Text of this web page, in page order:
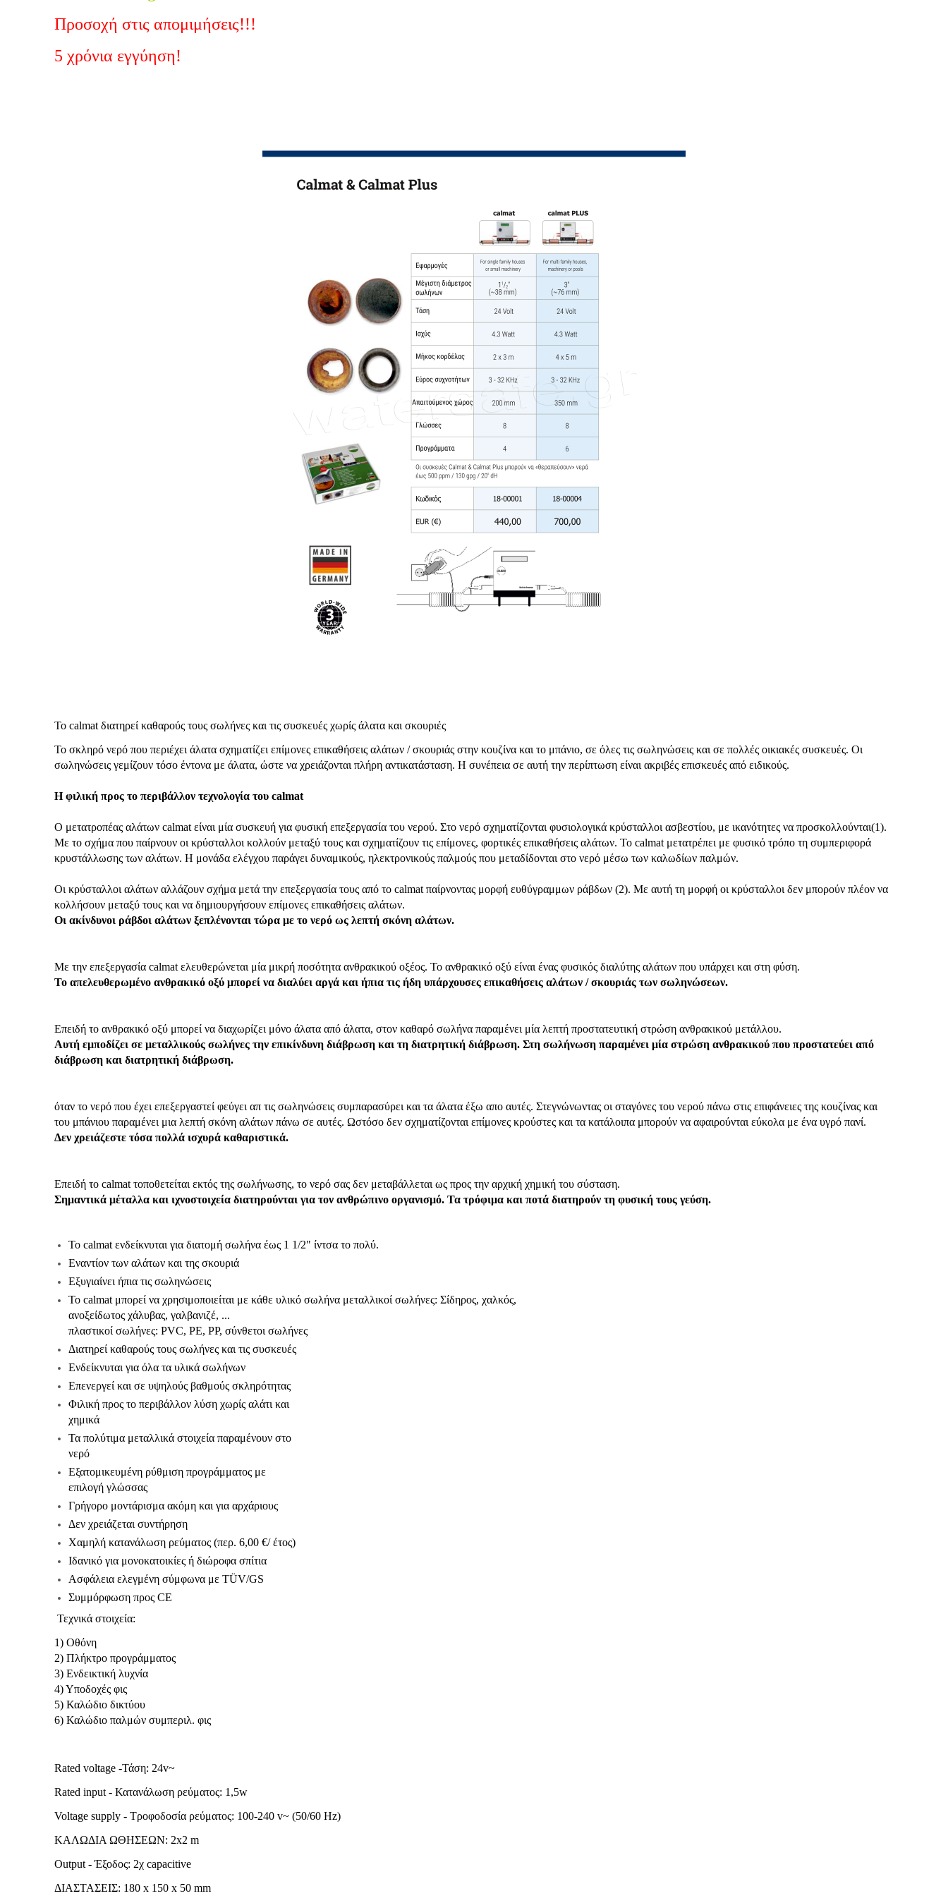
Προσοχή στις απομιμήσεις!!!
5 χρόνια εγγύηση!
Το calmat διατηρεί καθαρούς τους σωλήνες και τις συσκευές χωρίς άλατα και σκουριές
Το σκληρό νερό που περιέχει άλατα σχηματίζει επίμονες επικαθήσεις αλάτων / σκουριάς στην κουζίνα και το μπάνιο, σε όλες τις σωληνώσεις και σε πολλές οικιακές συσκευές. Οι
σωληνώσεις γεμίζουν τόσο έντονα με άλατα, ώστε να χρειάζονται πλήρη αντικατάσταση. Η συνέπεια σε αυτή την περίπτωση είναι ακριβές επισκευές από ειδικούς.
Η φιλική προς το περιβάλλον τεχνολογία του calmat
Ο μετατροπέας αλάτων calmat είναι μία συσκευή για φυσική επεξεργασία του νερού. Στο νερό σχηματίζονται φυσιολογικά κρύσταλλοι ασβεστίου, με ικανότητες να προσκολλούνται(1).
Με το σχήμα που παίρνουν οι κρύσταλλοι κολλούν μεταξύ τους και σχηματίζουν τις επίμονες, φορτικές επικαθήσεις αλάτων. Το calmat μετατρέπει με φυσικό τρόπο τη συμπεριφορά
κρυστάλλωσης των αλάτων. Η μονάδα ελέγχου παράγει δυναμικούς, ηλεκτρονικούς παλμούς που μεταδίδονται στο νερό μέσω των καλωδίων παλμών.
Οι κρύσταλλοι αλάτων αλλάζουν σχήμα μετά την επεξεργασία τους από το calmat παίρνοντας μορφή ευθύγραμμων ράβδων (2). Με αυτή τη μορφή οι κρύσταλλοι δεν μπορούν πλέον να
κολλήσουν μεταξύ τους και να δημιουργήσουν επίμονες επικαθήσεις αλάτων.
Οι ακίνδυνοι ράβδοι αλάτων ξεπλένονται τώρα με το νερό ως λεπτή σκόνη αλάτων.
Με την επεξεργασία calmat ελευθερώνεται μία μικρή ποσότητα ανθρακικού οξέος. Το ανθρακικό οξύ είναι ένας φυσικός διαλύτης αλάτων που υπάρχει και στη φύση.
Το απελευθερωμένο ανθρακικό οξύ μπορεί να διαλύει αργά και ήπια τις ήδη υπάρχουσες επικαθήσεις αλάτων / σκουριάς των σωληνώσεων.
Επειδή το ανθρακικό οξύ μπορεί να διαχωρίζει μόνο άλατα από άλατα, στον καθαρό σωλήνα παραμένει μία λεπτή προστατευτική στρώση ανθρακικού μετάλλου.
Αυτή εμποδίζει σε μεταλλικούς σωλήνες την επικίνδυνη διάβρωση και τη διατρητική διάβρωση. Στη σωλήνωση παραμένει μία στρώση ανθρακικού που προστατεύει από
διάβρωση και διατρητική διάβρωση.
όταν το νερό που έχει επεξεργαστεί φεύγει απ τις σωληνώσεις συμπαρασύρει και τα άλατα έξω απο αυτές. Στεγνώνωντας οι σταγόνες του νερού πάνω στις επιφάνειες της κουζίνας και
του μπάνιου παραμένει μια λεπτή σκόνη αλάτων πάνω σε αυτές. Ωστόσο δεν σχηματίζονται επίμονες κρούστες και τα κατάλοιπα μπορούν να αφαιρούνται εύκολα με ένα υγρό πανί.
Δεν χρειάζεστε τόσα πολλά ισχυρά καθαριστικά.
Επειδή το calmat τοποθετείται εκτός της σωλήνωσης, το νερό σας δεν μεταβάλλεται ως προς την αρχική χημική του σύσταση.
Σημαντικά μέταλλα και ιχνοστοιχεία διατηρούνται για τον ανθρώπινο οργανισμό. Τα τρόφιμα και ποτά διατηρούν τη φυσική τους γεύση.
Το calmat ενδείκνυται για διατομή σωλήνα έως 1 1/2" ίντσα το πολύ.
Εναντίον των αλάτων και της σκουριά
Εξυγιαίνει ήπια τις σωληνώσεις
Το calmat μπορεί να χρησιμοποιείται με κάθε υλικό σωλήνα μεταλλικοί σωλήνες: Σίδηρος, χαλκός,
ανοξείδωτος χάλυβας, γαλβανιζέ, ...
πλαστικοί σωλήνες: PVC, PE, PP, σύνθετοι σωλήνες
Διατηρεί καθαρούς τους σωλήνες και τις συσκευές
Ενδείκνυται για όλα τα υλικά σωλήνων
Επενεργεί και σε υψηλούς βαθμούς σκληρότητας
Φιλική προς το περιβάλλον λύση χωρίς αλάτι και
χημικά
Τα πολύτιμα μεταλλικά στοιχεία παραμένουν στο
νερό
Εξατομικευμένη ρύθμιση προγράμματος με
επιλογή γλώσσας
Γρήγορο μοντάρισμα ακόμη και για αρχάριους
Δεν χρειάζεται συντήρηση
Χαμηλή κατανάλωση ρεύματος (περ. 6,00 €/ έτος)
Ιδανικό για μονοκατοικίες ή διώροφα σπίτια
Ασφάλεια ελεγμένη σύμφωνα με TÜV/GS
Συμμόρφωση προς CE
Τεχνικά στοιχεία:
1) Οθόνη
2) Πλήκτρο προγράμματος
3) Ενδεικτική λυχνία
4) Υποδοχές φις
5) Καλώδιο δικτύου
6) Καλώδιο παλμών συμπεριλ. φις
Rated voltage -Τάση: 24v~
Rated input - Κατανάλωση ρεύματος: 1,5w
Voltage supply - Τροφοδοσία ρεύματος: 100-240 v~ (50/60 Hz)
ΚΑΛΩΔΙΑ ΩΘΗΣΕΩΝ: 2x2 m
Output - Έξοδος: 2χ capacitive
ΔΙΑΣΤΑΣΕΙΣ: 180 x 150 x 50 mm